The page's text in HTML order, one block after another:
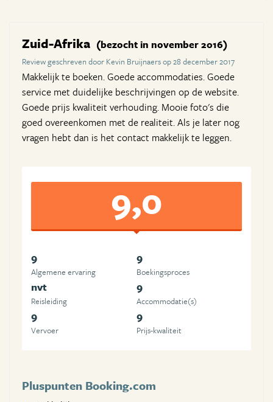
Zuid-Afrika (bezocht in november 2016)
Review geschreven door Kevin Bruijnaers op 28 december 2017
Makkelijk te boeken. Goede accommodaties. Goede
service met duidelijke beschrijvingen op de website.
Goede prijs kwaliteit verhouding. Mooie foto's die
goed overeenkomen met de realiteit. Als je later nog
vragen hebt dan is het contact makkelijk te leggen.
9,0
9
Algemene ervaring
9
Boekingsproces
nvt
Reisleiding
9
Accommodatie(s)
9
Vervoer
9
Prijs-kwaliteit
Pluspunten Booking.com